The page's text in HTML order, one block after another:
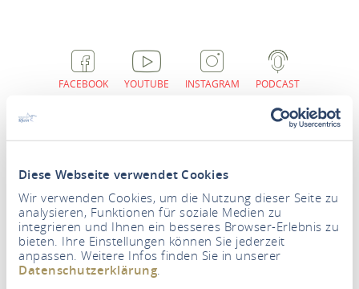
Diese Webseite verwendet Cookies
Wir verwenden Cookies, um die Nutzung dieser Seite zu
analysieren, Funktionen für soziale Medien zu
integrieren und Ihnen ein besseres Browser-Erlebnis zu
bieten. Ihre Einstellungen können Sie jederzeit
anpassen. Weitere Infos finden Sie in unserer
Datenschutzerklärung
FACEBOOK YOUTUBE INSTAGRAM PODCAST
Newsletter